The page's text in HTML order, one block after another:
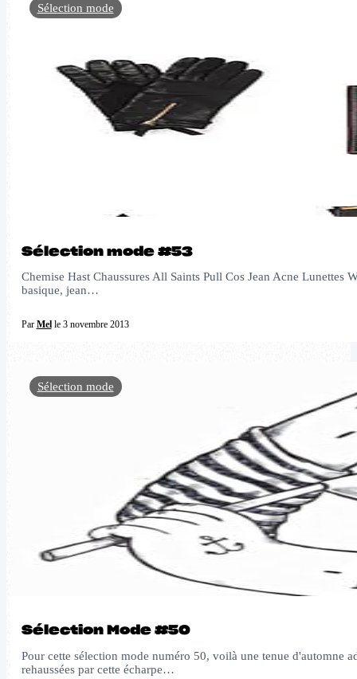
Sélection mode #53
Chemise Hast Chaussures All Saints Pull Cos Jean Acne
basique, jean…
Par Melle 3 novembre 2013
Sélection mode
Sélection Mode #50
Pour cette sélection mode numéro 50, voilà une tenue d'automne
rehaussées par cette écharpe…
Sélection mode